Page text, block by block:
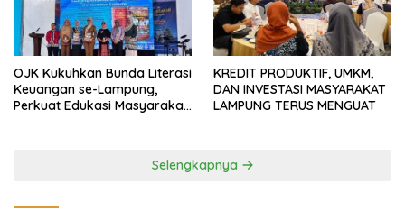
OJK Kukuhkan Bunda Literasi
Keuangan se-Lampung,
Perkuat Edukasi Masyarakat
KREDIT PRODUKTIF, UMKM,
DAN INVESTASI MASYARAKAT
LAMPUNG TERUS MENGUAT
Selengkapnya